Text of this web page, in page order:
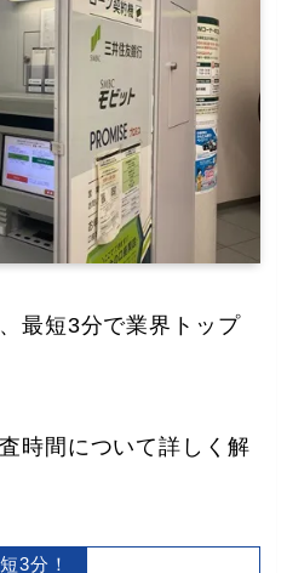
最短3分で業界トップ
時間について詳しく解
3分！